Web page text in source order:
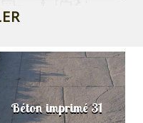
Béton imprimé 31